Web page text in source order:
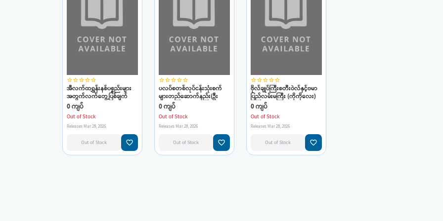
star_borderstar_borderstar_borderstar_borderstar_border
အီလက်ထရွှန်းနစ်ပစ္စည်းများ
အတွက်လက်တွေ့ပြစ်ချက်
ရှာဖွေပြုပြင်နည်းများ(ဦးကိုကို
လေး)
0 ကျပ်
Out of Stock
Releases Mar 28, 2026
Out of Stock favorite_border
star_borderstar_borderstar_borderstar_borderstar_border
ပလပ်စတစ်လုပ်ငန်းသုံးစက်
များတည်ဆောက်နည်း(ဦး
ကိုကိုလေး)
0 ကျပ်
Out of Stock
Releases Mar 28, 2026
Out of Stock favorite_border
star_borderstar_borderstar_borderstar_borderstar_border
ဗိုလ်ချုပ်ကြီးစတီးဝဲလ်နှင့်ဗမာ
ပြည်လမ်းမကြီး (ကိုကိုလေး)
0 ကျပ်
Out of Stock
Releases Mar 28, 2026
Out of Stock favorite_border